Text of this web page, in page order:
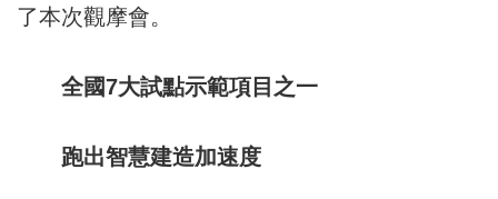
了本次觀摩會。
全國7大試點示範項目之一
跑出智慧建造加速度